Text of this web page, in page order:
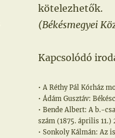
kötelezhetők.
(Békésmegyei
Kapcsolódó
• A Réthy Pál Kórház
• Ádám Gusztáv:
• Bende Albert: A b.-
szám (1875. április 11.)
• Sonkoly Kálmán: Az